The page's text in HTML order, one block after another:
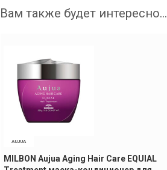
Вам также будет интересно…
AUJUA
MILBON Aujua Aging Hair Care EQUIAL